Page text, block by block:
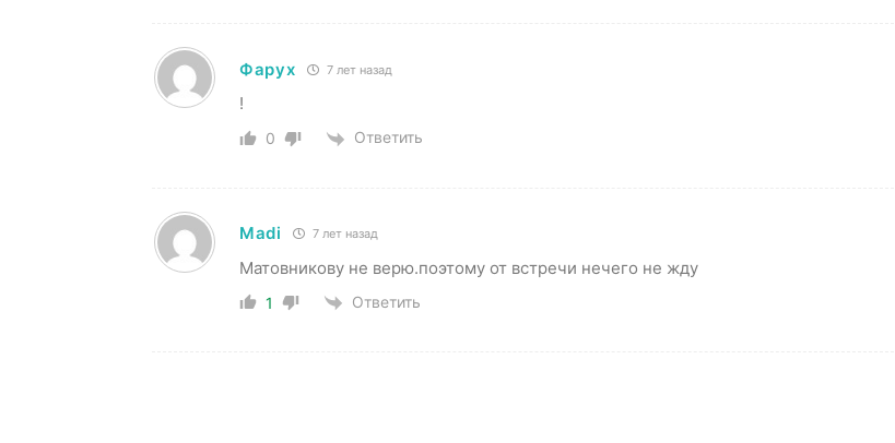
Фарух 7 лет назад
!
0 Ответить
Madi 7 лет назад
Матовникову не верю.поэтому от встречи нечего не жду
1 Ответить